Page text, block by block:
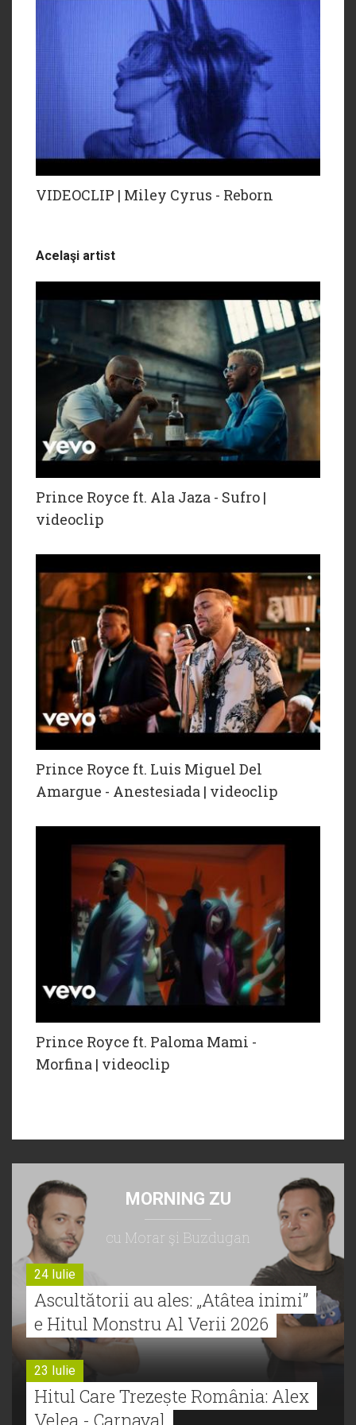
VIDEOCLIP | Miley Cyrus - Reborn
Acelaşi artist
Prince Royce ft. Ala Jaza - Sufro |
videoclip
Prince Royce ft. Luis Miguel Del
Amargue - Anestesiada | videoclip
Prince Royce ft. Paloma Mami -
Morfina | videoclip
MORNING ZU
cu Morar şi Buzdugan
24 Iulie
Ascultătorii au ales: „Atâtea inimi”
e Hitul Monstru Al Verii 2026
23 Iulie
Hitul Care Trezește România: Alex
Velea - Carnaval